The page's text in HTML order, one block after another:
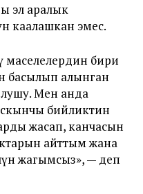
эл аралык
каалашкан эмес.
бири
басылып алынган
Мен анда
бийликтин
жасап, канчасын
айттым жана
жагымсыз», — деп